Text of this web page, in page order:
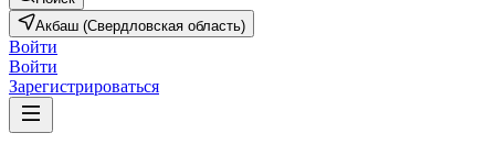
Акбаш (Свердловская область)
Войти
Войти
Зарегистрироваться